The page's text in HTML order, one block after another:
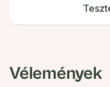
Vélemények